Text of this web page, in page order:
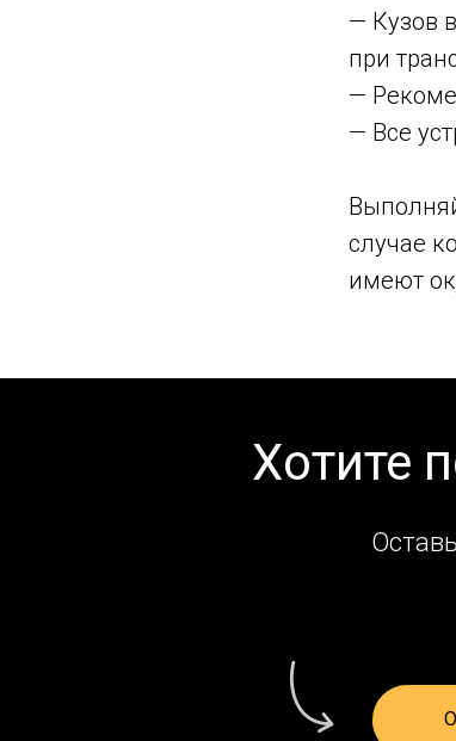
— Кузов
при
—
— Все
случае
имеют
Хотите